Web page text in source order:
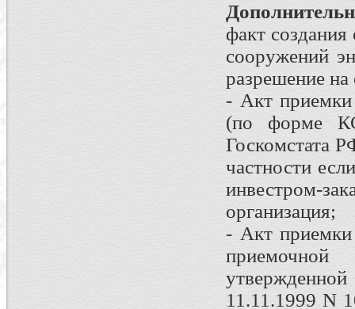
факт
сооружений
разрешение на
- Акт приемки
(по форме
Госкомстата
частности
инвестром-
организация;
- Акт приемки
11.11.1999 N